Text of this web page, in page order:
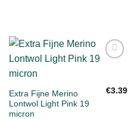
Extra Fijne Merino
Lontwol Light Pink 19
micron
€3.39